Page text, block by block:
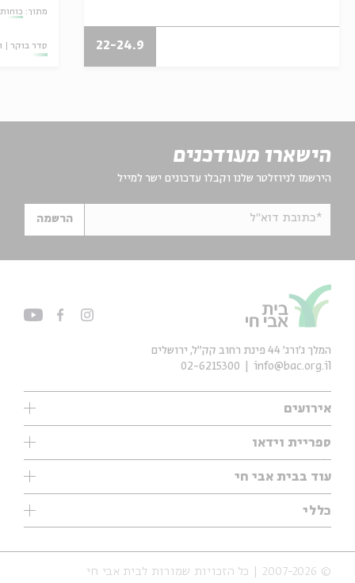
22-24.9
מתוך:
סדר בוקר
הישארו מעודכנים
הירשמו לניוזלטר שלנו וקבלו עדכונים ישר למייל
*כתובת דוא"ל הרשמה
אירועים
עיון
אנגלית
נוער
סדרות
אירועי עבר
ספריית וידאו
ילדים
מוזיקה
עיון
מיוחדים
עוד בבית אבי חי
תערוכות
מיוחדים
כללי
אודות
הצהרת נגישות
המלך ג'ורג' 44 פינת רחוב קק״ל, ירושלים
info@bac.org.il
02-6215300
© 2007-2026 | כל הזכויות שמורות לבית אבי חי